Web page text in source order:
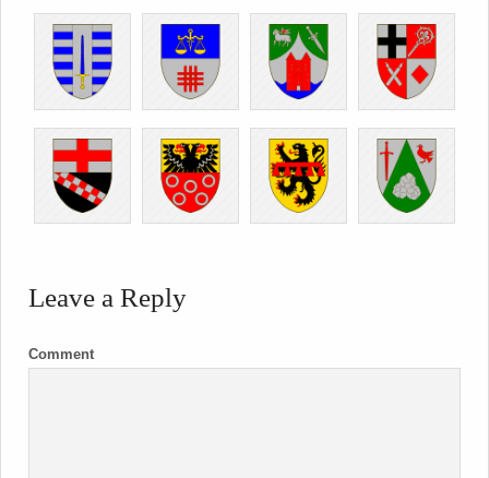
Leave a Reply
Comment